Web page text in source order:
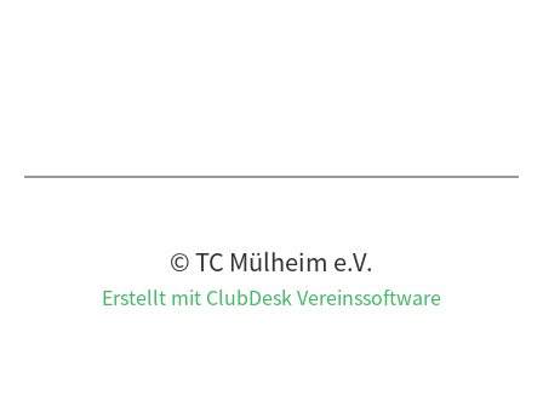
© TC Mülheim e.V.
Erstellt mit ClubDesk Vereinssoftware